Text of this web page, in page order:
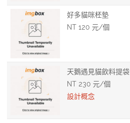
好多貓咪柸墊
NT 120 元/個
天鵝遇見貓飲料提袋
NT 230 元/個
設計概念